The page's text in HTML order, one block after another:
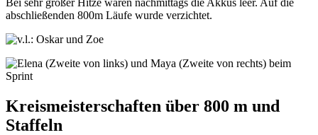
abschließenden 800m Läufe wurde verzichtet.
Kreismeisterschaften über 800 m und
Staffeln